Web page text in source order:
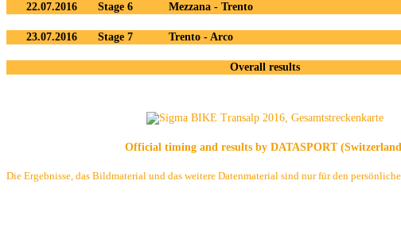
22.07.2016 Stage 6 Mezzana - Trento
23.07.2016 Stage 7 Trento - Arco
Overall results
Official timing and results by DATASPORT
Die Ergebnisse, das Bildmaterial und das weitere Datenmaterial sind nur für den